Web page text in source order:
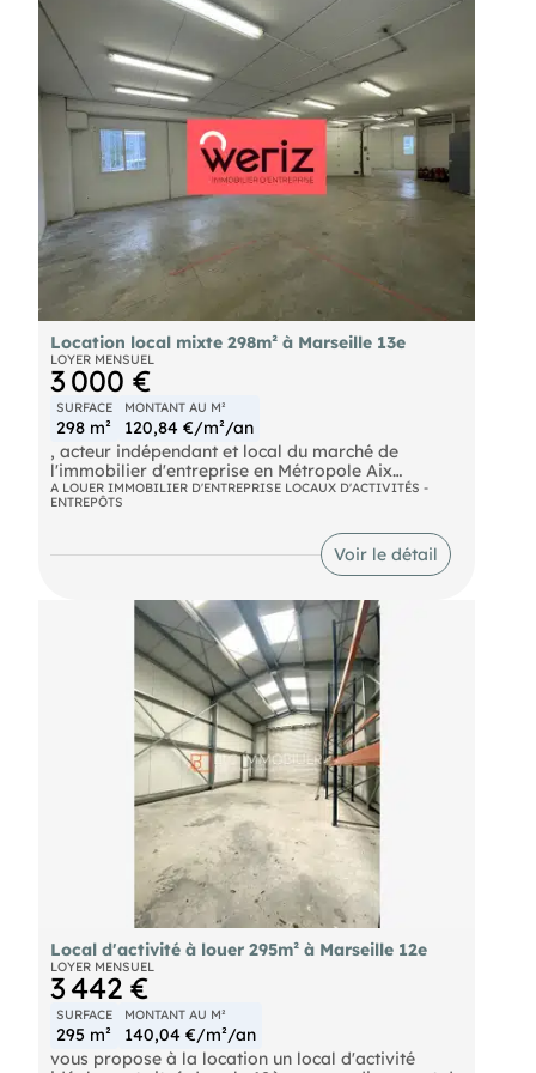
Location local mixte 298m² à Marseille 13e
LOYER MENSUEL
3 000 €
SURFACE
298 m²
MONTANT AU M²
120,84 €/m²/an
, acteur indépendant et local du marché de
l'immobilier d'entreprise en Métropole Aix
Marseille Provence vous propose à la location une
surface mixte d'environ 298 m² en RDC, composée
d'une partie stockage et d'une partie bureaux.
Ce site en très bon état, bénéficie d'un accès plain-
A LOUER IMMOBILIER D'ENTREPRISE LOCAUX D'ACTIVITÉS -
ENTREPÔTS
Voir le détail
Local d'activité à louer 295m² à Marseille 12e
LOYER MENSUEL
3 442 €
SURFACE
295 m²
MONTANT AU M²
140,04 €/m²/an
vous propose à la location un local d'activité